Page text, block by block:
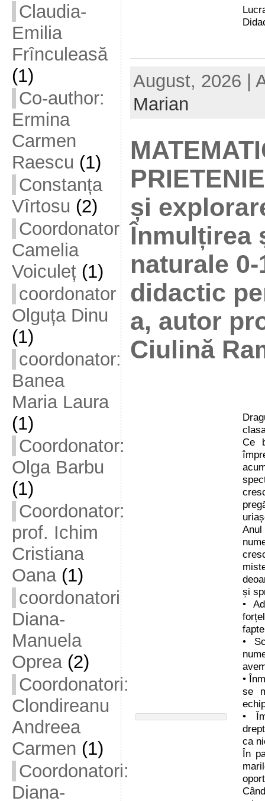
Claudia-
Emilia
Frînculeasă
(1)
Co-author:
Ermina
Carmen
Raescu (1)
Constanța
Vîrtosu (2)
Coordonator
Camelia
Voiculeț(1)
coordonator
Olguța Dinu
(1)
coordonator:
Banea
Maria Laura
(1)
Coordonator:
Olga Barbu
(1)
Coordonator:
prof. Ichim
Cristiana
Oana(1)
coordonatori
Diana-
Manuela
Oprea(2)
Coordonatori:
Clondireanu
Andreea
Carmen (1)
Coordonatori:
Diana-
August, 2026 |
Marian
și
Înmulțirea
naturale
didactic
a, autor
Ciulină
Ce
și
•
•
•
se
•
ca
În